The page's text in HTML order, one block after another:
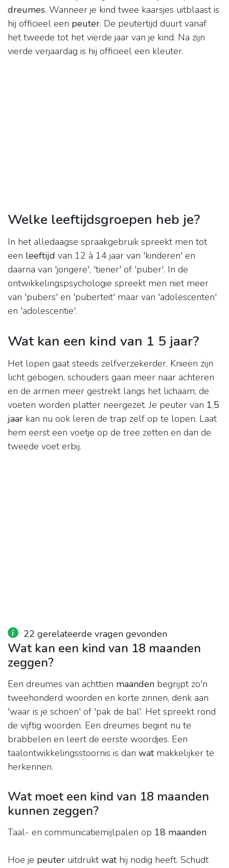
dreumes. Wanneer je kind twee kaarsjes uitblaast is
hij officieel een peuter. De peutertijd duurt vanaf
het tweede tot het vierde jaar van je kind. Na zijn
vierde verjaardag is hij officieel een kleuter.
Welke leeftijdsgroepen heb je?
In het alledaagse spraakgebruik spreekt men tot
een leeftijd van 12 à 14 jaar van 'kinderen' en
daarna van 'jongere', 'tiener' of 'puber'. In de
ontwikkelingspsychologie spreekt men niet meer
van 'pubers' en 'puberteit' maar van 'adolescenten'
en 'adolescentie'.
Wat kan een kind van 1 5 jaar?
Het lopen gaat steeds zelfverzekerder. Knieën zijn
licht gebogen, schouders gaan meer naar achteren
en de armen meer gestrekt langs het lichaam; de
voeten worden platter neergezet. Je peuter van 1,5
jaar kan nu ook leren de trap zelf op te lopen. Laat
hem eerst een voetje op de tree zetten en dan de
tweede voet erbij.
22 gerelateerde vragen gevonden
Wat kan een kind van 18 maanden
zeggen?
Een dreumes van achttien maanden begrijpt zo'n
tweehonderd woorden en korte zinnen, denk aan
'waar is je schoen' of 'pak de bal'. Het spreekt rond
de vijftig woorden. Een dreumes begint nu te
brabbelen en leert de eerste woordjes. Een
taalontwikkelingsstoornis is dan watmakkelijker te
herkennen.
Wat moet een kind van 18 maanden
kunnen zeggen?
Taal- en communicatiemijlpalen op 18 maanden
Hoe je peuter uitdruktwathij nodig heeft. Schudt